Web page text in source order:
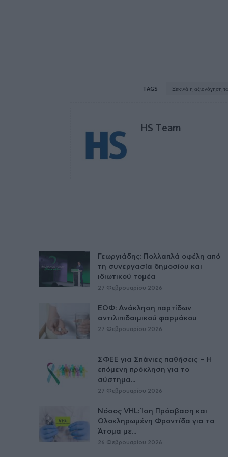
TAGS Ξεκινά η αξιολόγηση
HS Team
Γεωργιάδης: Πολλαπλά οφέλη από
τη συνεργασία δημοσίου και
ιδιωτικού τομέα
27 Φεβρουαρίου 2026
ΕΟΦ: Ανάκληση παρτίδων
αντιλιπιδαιμικού φαρμάκου
27 Φεβρουαρίου 2026
ΣΦΕΕ για Σπάνιες παθήσεις – Η
επόμενη πρόκληση για το
σύστημα...
27 Φεβρουαρίου 2026
Νόσος VHL: Ίση Πρόσβαση και
Ολοκληρωμένη Φροντίδα για τα
Άτομα με...
26 Φεβρουαρίου 2026